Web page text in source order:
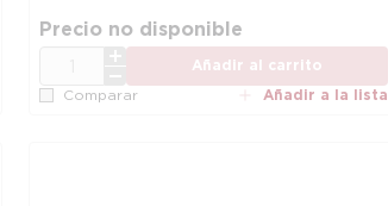
más información
Precio no disponible
Añadir al carrito
Comparar Añadir a la lista